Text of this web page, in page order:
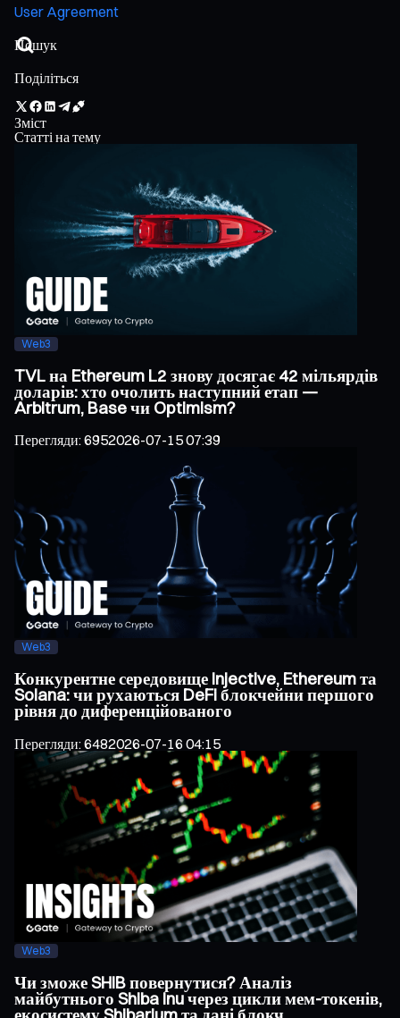
User Agreement
Поділіться
Зміст
Статті на тему
Web3
TVL на Ethereum L2 знову досягає 42 мільярдів
доларів: хто очолить наступний етап —
Arbitrum, Base чи Optimism?
Перегляди:6952026-07-15 07:39
Web3
Конкурентне середовище Injective, Ethereum та
Solana: чи рухаються DeFi блокчейни першого
рівня до диференційованого
Перегляди:6482026-07-16 04:15
Web3
Чи зможе SHIB повернутися? Аналіз
майбутнього Shiba Inu через цикли мем-токенів,